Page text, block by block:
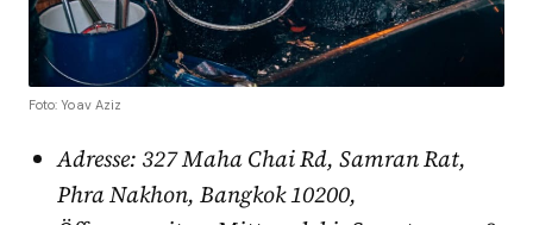
Foto: Yoav Aziz
Adresse: 327 Maha Chai Rd, Samran Rat,
Phra Nakhon, Bangkok 10200,